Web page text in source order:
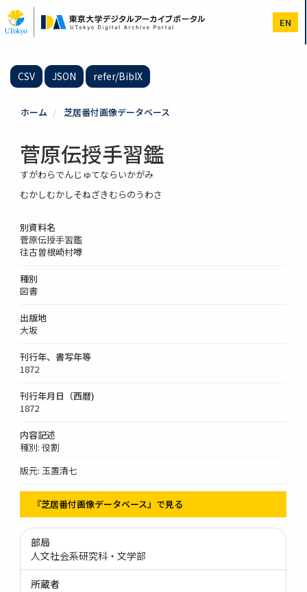
イ
ン
EN
CSV JSON refer/BibIX
ホーム 芝居番付画像データベース
菅原伝授手習鑑
すがわらでんじゅてならいかがみ
むかしむかしそねざきむらのうわさ
別資料名
菅原伝授手習鑑
往古曽根崎村噂
種別
図書
出版地
大坂
刊行年、書写年等
1872
刊行年月日（西暦)
1872
内容記述
種別: 役割
版元: 玉置清七
『芝居番付画像データベース』で見る
部局
人文社会系研究科・文学部
所蔵者